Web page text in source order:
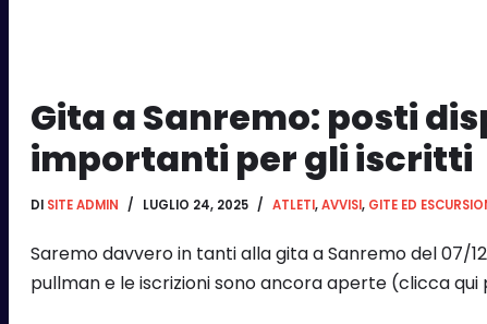
Gita a Sanremo: posti
importanti per gli iscritti
DI SITE ADMIN LUGLIO 24, 2025 ATLETI,AVVISI, GITE ED
Saremo davvero in tanti alla gita a Sanremo del 07/
pullman e le iscrizioni sono ancora aperte (clicca qui